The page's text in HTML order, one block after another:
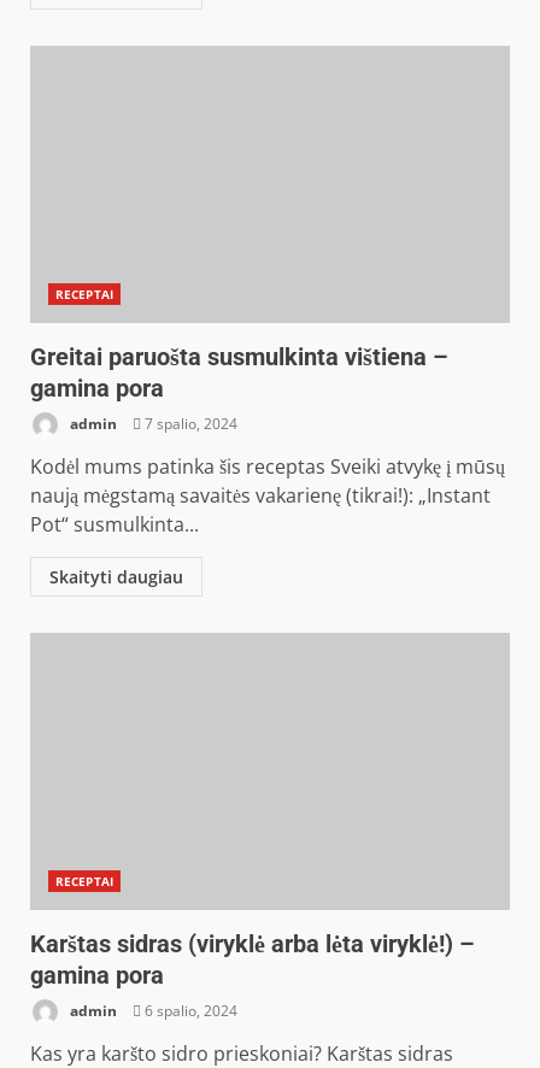
RECEPTAI
Greitai paruošta susmulkinta vištiena –
gamina pora
admin 7 spalio, 2024
Kodėl mums patinka šis receptas Sveiki atvykę į mūsų
naują mėgstamą savaitės vakarienę (tikrai!): „Instant
Pot“ susmulkinta...
Skaityti daugiau
RECEPTAI
Karštas sidras (viryklė arba lėta viryklė!) –
gamina pora
admin 6 spalio, 2024
Kas yra karšto sidro prieskoniai? Karštas sidras